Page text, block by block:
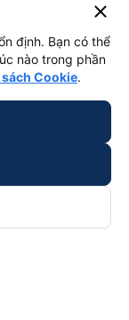
close
định. Bạn có thể
nào trong phần
Cookie.